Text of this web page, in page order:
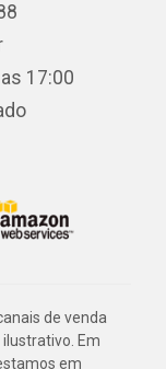
17:00
de venda
Em
em